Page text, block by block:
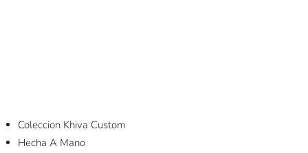
Coleccion Khiva Custom
Hecha A Mano